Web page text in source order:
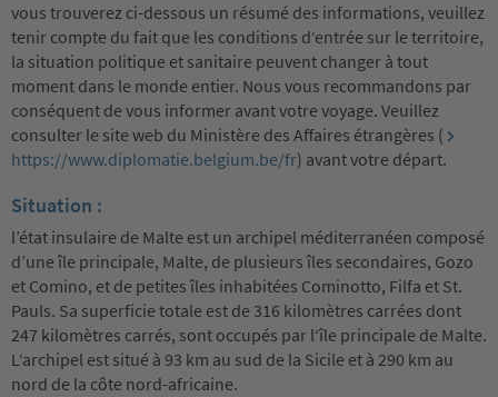
vous trouverez ci-dessous un résumé des informations, veuillez
tenir compte du fait que les conditions d‘entrée sur le territoire,
la situation politique et sanitaire peuvent changer à tout
moment dans le monde entier. Nous vous recommandons par
conséquent de vous informer avant votre voyage. Veuillez
consulter le site web du Ministère des Affaires étrangères (
https://www.diplomatie.belgium.be/fr) avant votre départ.
Situation :
l’état insulaire de Malte est un archipel méditerranéen composé
d’une île principale, Malte, de plusieurs îles secondaires, Gozo
et Comino, et de petites îles inhabitées Cominotto, Filfa et St.
Pauls. Sa superficie totale est de 316 kilomètres carrées dont
247 kilomètres carrés, sont occupés par l‘île principale de Malte.
L‘archipel est situé à 93 km au sud de la Sicile et à 290 km au
nord de la côte nord-africaine.